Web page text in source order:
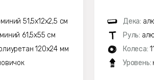
51,5х12x2,5 см
61,5х55 см
120x24 мм
Дека:
Руль:
Колеса:
Уровень: